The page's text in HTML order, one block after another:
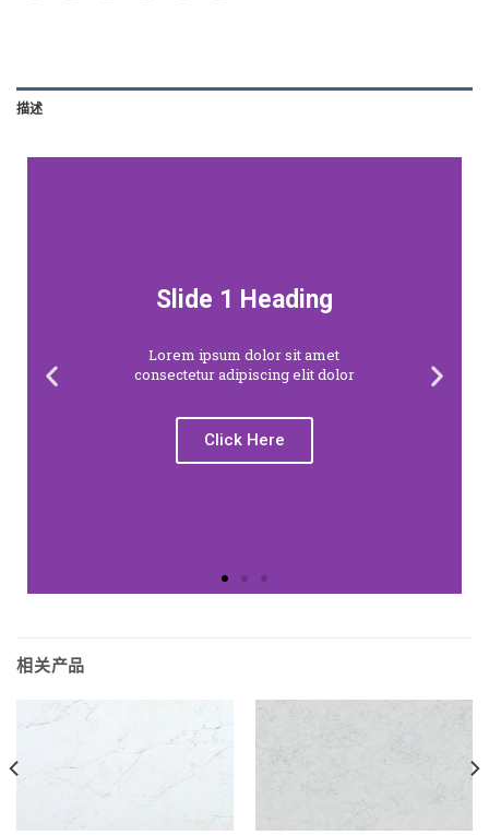
描述
Slide 1 Heading
Lorem ipsum dolor sit amet
consectetur adipiscing elit dolor
Click Here
相关产品